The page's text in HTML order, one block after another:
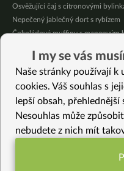
Osvěžující čaj s citronovými
Nepečený jablečný dort s rybízem
Čokoládové muffiny s mangovým
Krémová zeleninová polévka s
Celozrnná rýže basmati se
Vybrané recepty
Svěží salát z mladých lístků
Štědrovečerní menu
Veganský cottage sýr – základní
I my se vás
Naše stránky používají k
cookies. Váš souhlas s
lepší obsah,
Nesouhlas může
nebudete z nich mít
Funkční nastavení